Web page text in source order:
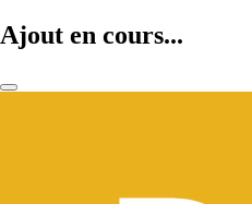
Ajout en cours...